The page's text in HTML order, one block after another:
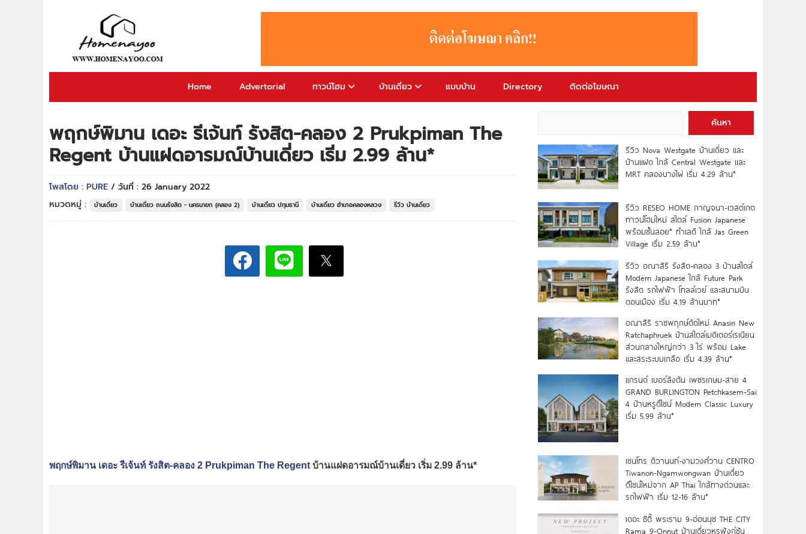
Home Advertorial ทาวน์โฮม บ้านเดี่ยว แบบบ้าน Directory ติดต่อโฆษณา
พฤกษ์พิมาน เดอะ รีเจ้นท์ รังสิต-คลอง 2 Prukpiman The
Regent บ้านแฝดอารมณ์บ้านเดี่ยว เริ่ม 2.99 ล้าน*
โพสโดย : PURE / วันที่ : 26 January 2022
หมวดหมู่ :
บ้านเดี่ยว บ้านเดี่ยว ถนนรังสิต - นครนายก (คลอง 2) บ้านเดี่ยว ปทุมธานี บ้านเดี่ยว อำเภอคลองหลวง รีวิว บ้านเดี่ยว
พฤกษ์พิมาน เดอะ รีเจ้นท์ รังสิต-คลอง 2 Prukpiman The Regent บ้านแฝดอารมณ์บ้านเดี่ยว เริ่ม 2.99 ล้าน*
ค้นหา
รีวิว Nova Westgate บ้านเดี่ยว และ
บ้านแฝด ใกล้ Central Westgate และ
MRT คลองบางไผ่ เริ่ม 4.29 ล้าน*
รีวิว RESEO HOME กาญจนา-เวสต์เกต
ทาวน์โฮมใหม่ สไตล์ Fusion Japanese
พร้อมชั้นลอย* ทำเลดี ใกล้ Jas Green
Village เริ่ม 2.59 ล้าน*
รีวิว อณาสิริ รังสิต-คลอง 3 บ้านสไตล์
Modern Japanese ใกล้ Future Park
รังสิต รถไฟฟ้า โทลล์เวย์ และสนามบิน
ดอนเมือง เริ่ม 4.19 ล้านบาท*
อณาสิริ ราชพฤกษ์ตัดใหม่ Anasiri New
Ratchaphruek บ้านสไตล์เมดิเตอร์เรเนียน
ส่วนกลางใหญ่กว่า 3 ไร่ พร้อม Lake
และสระระบบเกลือ เริ่ม 4.39 ล้าน*
แกรนด์ เบอร์ลิงตัน เพชรเกษม-สาย 4
GRAND BURLINGTON Petchkasem-Sai
4 บ้านหรูดีไซน์ Modern Classic Luxury
เริ่ม 5.99 ล้าน*
เซนโทร ติวานนท์-งามวงศ์วาน CENTRO
Tiwanon-Ngamwongwan บ้านเดี่ยว
ดีไซน์ใหม่จาก AP Thai ใกล้ทางด่วนและ
รถไฟฟ้า เริ่ม 12-16 ล้าน*
เดอะ ซิตี้ พระราม 9-อ่อนนุช THE CITY
Rama 9-Onnut บ้านเดี่ยวหรูฟังก์ชัน